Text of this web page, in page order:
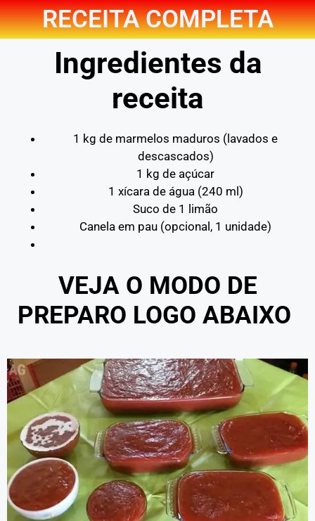
RECEITA COMPLETA
Ingredientes da
receita
1 kg de marmelos maduros (lavados e
descascados)
1 kg de açúcar
1 xícara de água (240 ml)
Suco de 1 limão
Canela em pau (opcional, 1 unidade)
VEJA O MODO DE
PREPARO LOGO ABAIXO